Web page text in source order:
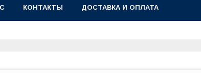
КОНТАКТЫ ДОСТАВКА И ОПЛАТА